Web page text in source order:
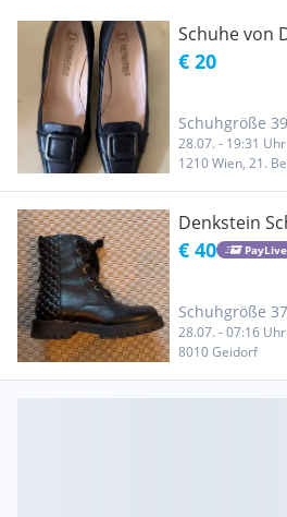
Schuhe von
€ 20
Schuhgröße 39
28.07. - 19:31 Uhr
1210 Wien, 21.
Denkstein
€ 40
Schuhgröße 37
28.07. - 07:16 Uhr
8010 Geidorf